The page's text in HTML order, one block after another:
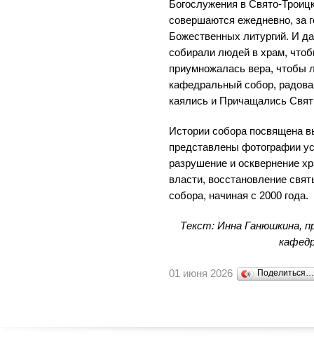
Богослужения в Свято-
совершаются ежедневно, за
Божественных литургий. И
собирали людей в храм,
приумножалась вера, чтобы
кафедральный собор,
каялись и Причащались
Истории собора посвящена
представлены фотографии
разрушение и осквернение
власти, восстановление
собора, начиная с 2000 года.
Текст: Инна Ганюшкина,
01 июня 2026 Поделиться…